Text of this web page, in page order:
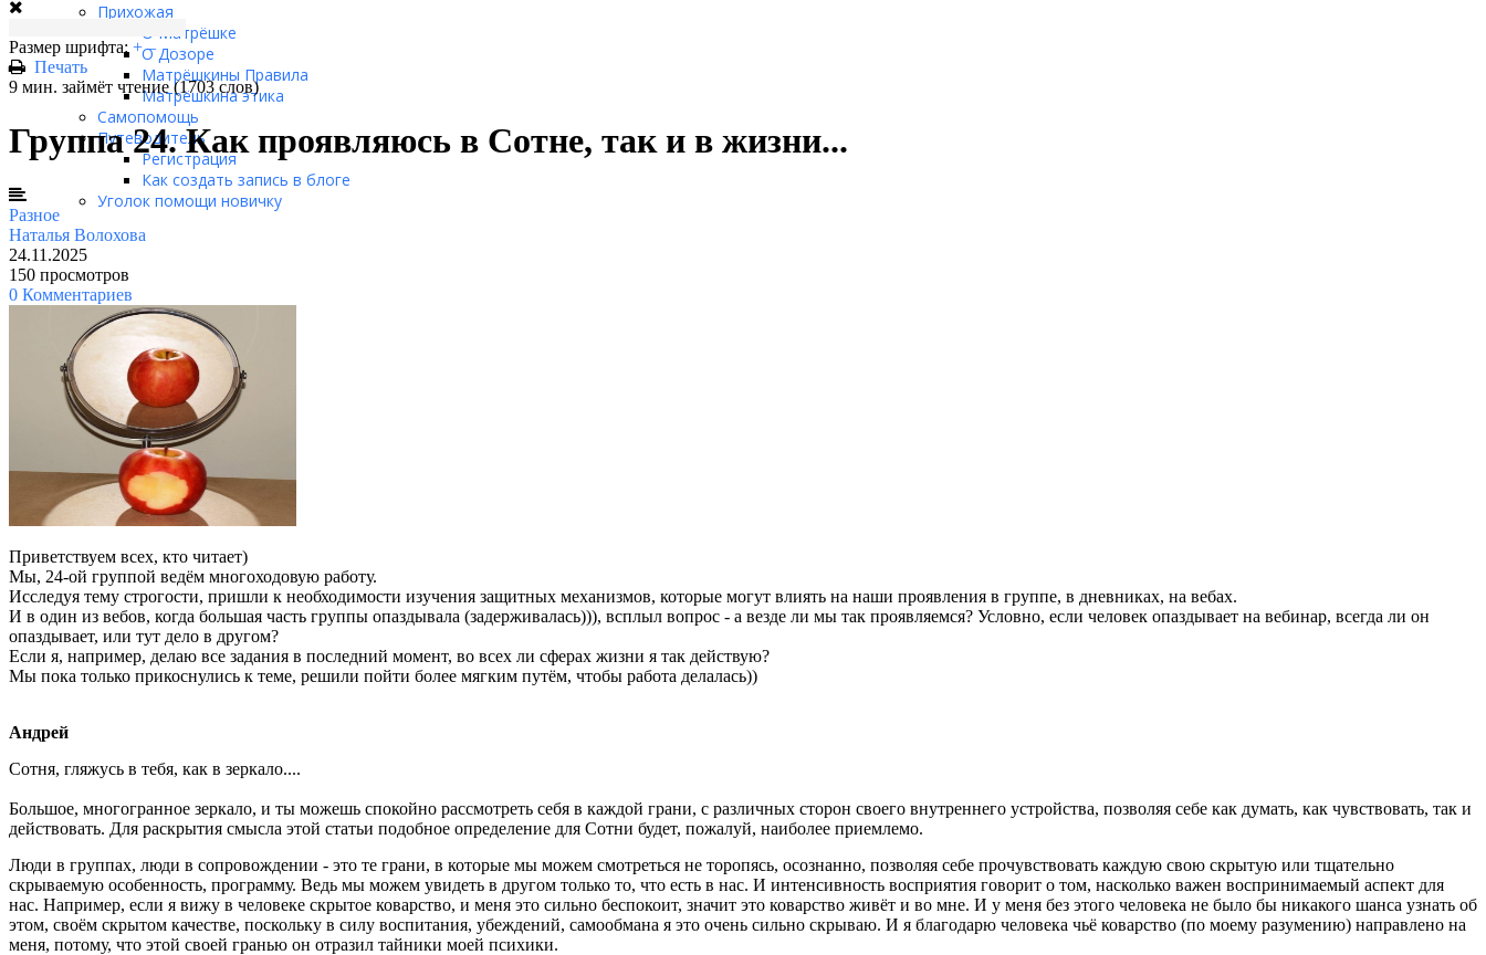
Прихожая
О Матрёшке
О Дозоре
Матрёшкины Правила
Матрёшкина этика
Самопомощь
Путеводитель
Регистрация
Как создать запись в блоге
Уголок помощи новичку
Размер шрифта: +–
Печать
9 мин. займёт чтение (1703 слов)
Группа 24. Как проявляюсь в Сотне, так и в жизни...
Разное
Наталья Волохова
24.11.2025
150 просмотров
0 Комментариев
Приветствуем всех, кто читает)
Мы, 24-ой группой ведём многоходовую работу.
Исследуя тему строгости, пришли к необходимости изучения защитных механизмов, которые могут влиять на наши проявления в группе, в дневниках, на вебах.
И в один из вебов, когда большая часть группы опаздывала (задерживалась))), всплыл вопрос - а везде ли мы так проявляемся? Условно, если человек опаздывает на вебинар, всегда ли он
опаздывает, или тут дело в другом?
Если я, например, делаю все задания в последний момент, во всех ли сферах жизни я так действую?
Мы пока только прикоснулись к теме, решили пойти более мягким путём, чтобы работа делалась))
Андрей
Сотня, гляжусь в тебя, как в зеркало....
Большое, многогранное зеркало, и ты можешь спокойно рассмотреть себя в каждой грани, с различных сторон своего внутреннего устройства, позволяя себе как думать, как чувствовать, так и
действовать. Для раскрытия смысла этой статьи подобное определение для Сотни будет, пожалуй, наиболее приемлемо.
Люди в группах, люди в сопровождении - это те грани, в которые мы можем смотреться не торопясь, осознанно, позволяя себе прочувствовать каждую свою скрытую или тщательно
скрываемую особенность, программу. Ведь мы можем увидеть в другом только то, что есть в нас. И интенсивность восприятия говорит о том, насколько важен воспринимаемый аспект для
нас. Например, если я вижу в человеке скрытое коварство, и меня это сильно беспокоит, значит это коварство живёт и во мне. И у меня без этого человека не было бы никакого шанса узнать об
этом, своём скрытом качестве, поскольку в силу воспитания, убеждений, самообмана я это очень сильно скрываю. И я благодарю человека чьё коварство (по моему разумению) направлено на
меня, потому, что этой своей гранью он отразил тайники моей психики.